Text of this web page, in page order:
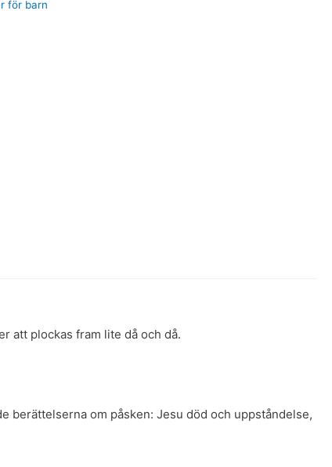
för barn
att plockas fram lite då och då.
berättelserna om påsken: Jesu död och uppståndelse,